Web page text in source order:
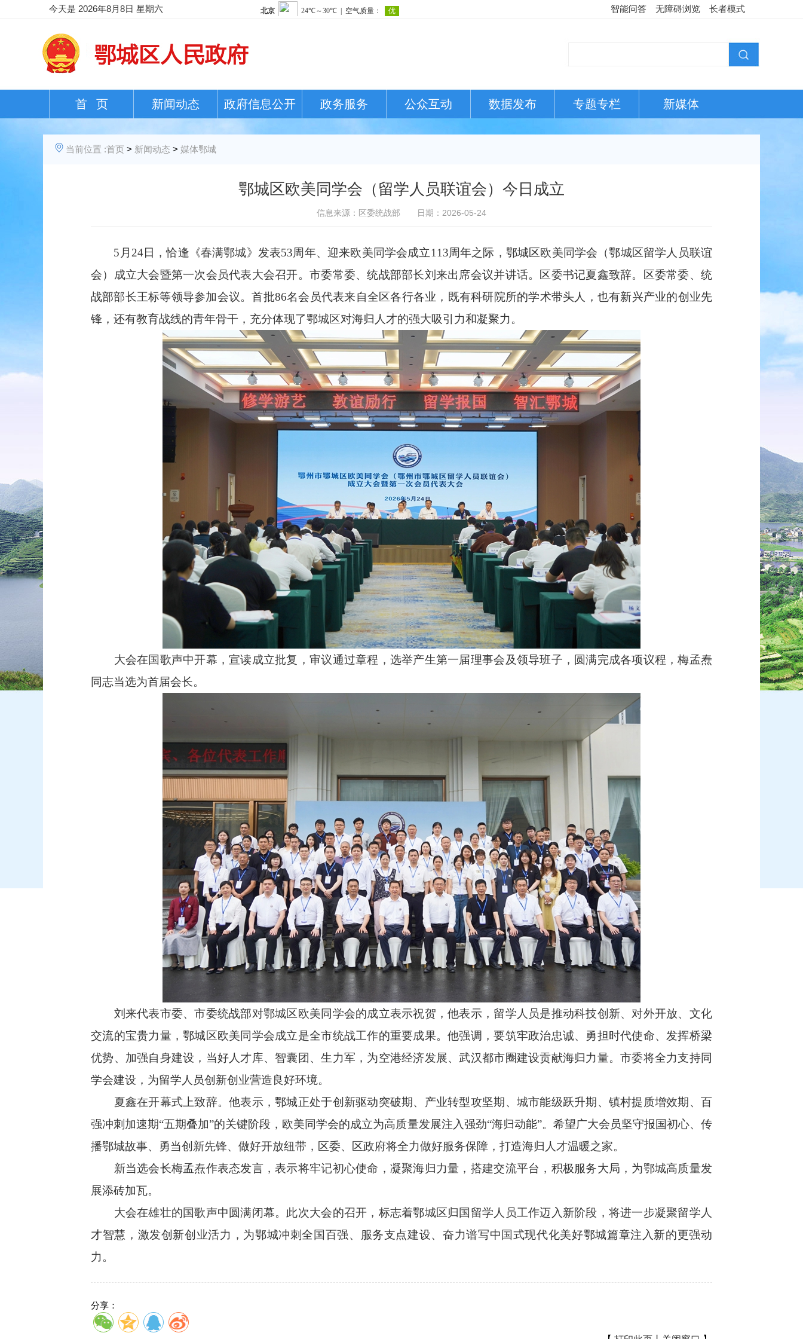
今天是 2026年8月8日 星期六 智能问答 无障碍浏览 长者模式
首 页 新闻动态 政府信息公开 政务服务 公众互动 数据发布 专题专栏 新媒体
当前位置 :首页 > 新闻动态 > 媒体鄂城
鄂城区欧美同学会（留学人员联谊会）今日成立
信息来源：区委统战部 日期：2026-05-24
5月24日，恰逢《春满鄂城》发表53周年、迎来欧美同学会成立113周年之际，鄂城区欧美同学会（鄂城区留学人员联谊
会）成立大会暨第一次会员代表大会召开。市委常委、统战部部长刘来出席会议并讲话。区委书记夏鑫致辞。区委常委、统
战部部长王标等领导参加会议。首批86名会员代表来自全区各行各业，既有科研院所的学术带头人，也有新兴产业的创业先
锋，还有教育战线的青年骨干，充分体现了鄂城区对海归人才的强大吸引力和凝聚力。
大会在国歌声中开幕，宣读成立批复，审议通过章程，选举产生第一届理事会及领导班子，圆满完成各项议程，梅孟焘
同志当选为首届会长。
刘来代表市委、市委统战部对鄂城区欧美同学会的成立表示祝贺，他表示，留学人员是推动科技创新、对外开放、文化
交流的宝贵力量，鄂城区欧美同学会成立是全市统战工作的重要成果。他强调，要筑牢政治忠诚、勇担时代使命、发挥桥梁
优势、加强自身建设，当好人才库、智囊团、生力军，为空港经济发展、武汉都市圈建设贡献海归力量。市委将全力支持同
学会建设，为留学人员创新创业营造良好环境。
夏鑫在开幕式上致辞。他表示，鄂城正处于创新驱动突破期、产业转型攻坚期、城市能级跃升期、镇村提质增效期、百
强冲刺加速期“五期叠加”的关键阶段，欧美同学会的成立为高质量发展注入强劲“海归动能”。希望广大会员坚守报国初心、传
播鄂城故事、勇当创新先锋、做好开放纽带，区委、区政府将全力做好服务保障，打造海归人才温暖之家。
新当选会长梅孟焘作表态发言，表示将牢记初心使命，凝聚海归力量，搭建交流平台，积极服务大局，为鄂城高质量发
展添砖加瓦。
大会在雄壮的国歌声中圆满闭幕。此次大会的召开，标志着鄂城区归国留学人员工作迈入新阶段，将进一步凝聚留学人
才智慧，激发创新创业活力，为鄂城冲刺全国百强、服务支点建设、奋力谱写中国式现代化美好鄂城篇章注入新的更强动
力。
分享：